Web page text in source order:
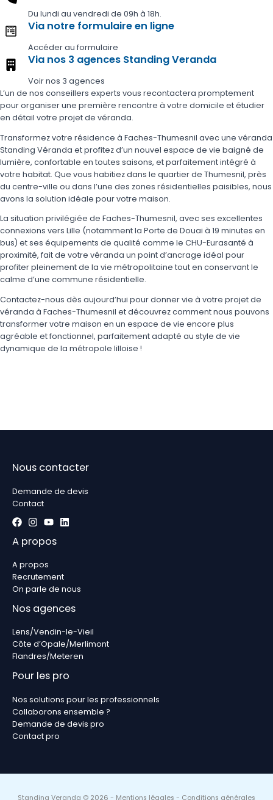
Du lundi au vendredi de 09h à 18h.
Via notre formulaire en ligne
Accéder au formulaire
Via nos 3 agences Standing Veranda
Voir nos 3 agences
L’un de nos conseillers experts vous recontactera promptement
pour organiser une première rencontre à votre domicile et étudier
en détail votre projet de véranda.
Transformez votre résidence à Faches-Thumesnil avec une véranda
Standing Véranda et profitez d’un nouvel espace de vie baigné de
lumière, confortable en toutes saisons, et parfaitement intégré à
votre habitat. Que vous habitiez dans le quartier de Thumesnil, près
du centre-ville ou dans l’une des zones résidentielles paisibles, nous
avons la solution idéale pour votre maison.
La situation privilégiée de Faches-Thumesnil, avec ses excellentes
connexions vers Lille (notamment la Porte de Douai à 19 minutes en
bus) et ses équipements de qualité comme le CHU-Eurasanté à
proximité, fait de votre véranda un point d’ancrage idéal pour
profiter pleinement de la vie métropolitaine tout en conservant le
calme d’une commune résidentielle.
Contactez-nous dès aujourd’hui pour donner vie à votre projet de
véranda à Faches-Thumesnil et découvrez comment nous pouvons
transformer votre maison en un espace de vie encore plus
agréable et fonctionnel, parfaitement adapté au style de vie
dynamique de la métropole lilloise !
Nous contacter
Demande de devis
Contact
A propos
A propos
Recrutement
On parle de nous
Nos agences
Lens/Vendin-le-Vieil
Côte d’Opale/Merlimont
Flandres/Meteren
Pour les pro
Nos solutions pour les professionnels
Collaborons ensemble ?
Demande de devis pro
Contact pro
Standing Veranda © 2026 - Mentions légales - Conditions générales